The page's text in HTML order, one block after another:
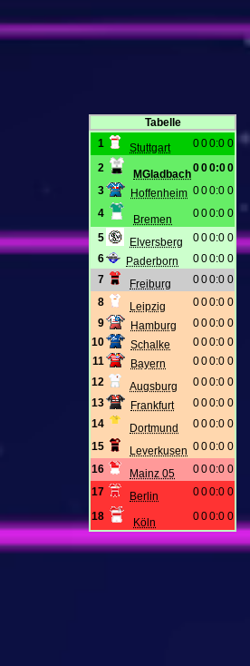
Tabelle
1
Stuttgart 000:0 0
2
MGladbach000:00
3
Hoffenheim 000:0 0
4
Bremen 000:0 0
5
Elversberg 000:0 0
6
Paderborn 000:0 0
7
Freiburg 000:0 0
8
Leipzig 000:0 0
9
Hamburg 000:0 0
10
Schalke 000:0 0
11
Bayern 000:0 0
12
Augsburg 000:0 0
13
Frankfurt 000:0 0
14
Dortmund 000:0 0
15
Leverkusen 000:0 0
16
Mainz 05 000:0 0
17
Berlin 000:0 0
18
Köln 000:0 0